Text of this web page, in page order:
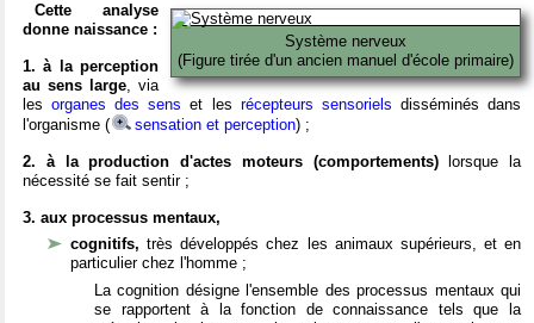
Système nerveux
(Figure tirée d'un ancien manuel d'école primaire)
Cette analyse
donne naissance :
1. à la perception
au sens large, via
lesorganes des sens et les récepteurs sensoriels disséminés dans
l'organisme (
sensation et perception) ;
2. à la production d'actes moteurs (comportements)lorsque la
nécessité se fait sentir ;
3. aux processus mentaux,
cognitifs,très développés chez les animaux supérieurs, et en
particulier chez l'homme ;
La cognition désigne l'ensemble des processus mentaux qui
se rapportent à la fonction de connaissance tels que la